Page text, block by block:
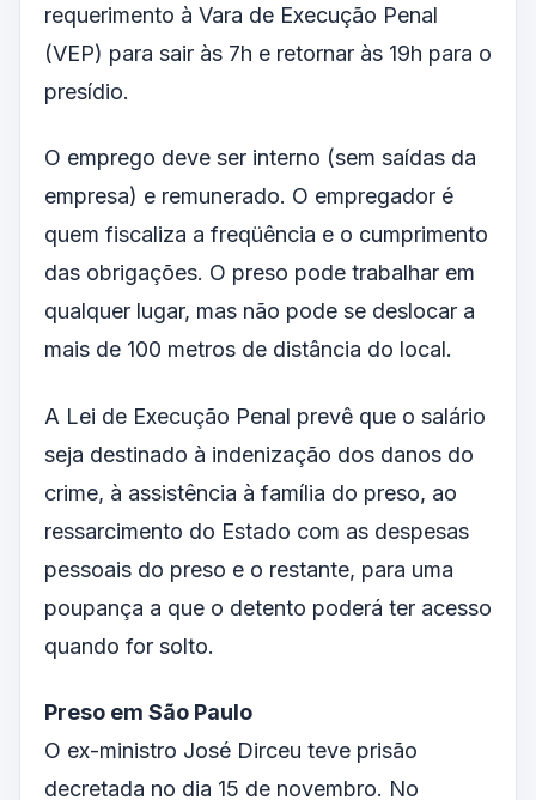
requerimento à Vara de Execução Penal
(VEP) para sair às 7h e retornar às 19h para o
presídio.
O emprego deve ser interno (sem saídas da
empresa) e remunerado. O empregador é
quem fiscaliza a freqüência e o cumprimento
das obrigações. O preso pode trabalhar em
qualquer lugar, mas não pode se deslocar a
mais de 100 metros de distância do local.
A Lei de Execução Penal prevê que o salário
seja destinado à indenização dos danos do
crime, à assistência à família do preso, ao
ressarcimento do Estado com as despesas
pessoais do preso e o restante, para uma
poupança a que o detento poderá ter acesso
quando for solto.
Preso em São Paulo
O ex-ministro José Dirceu teve prisão
decretada no dia 15 de novembro. No